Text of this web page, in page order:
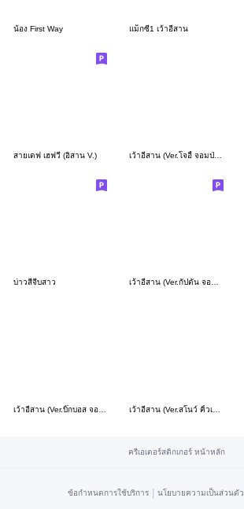
น้อง First Way แม็กซี่1 เว้าอีสาน
สายเดฟ เฮฟวี่ (อิสาน V.)
บ่าวสีจีบสาว เว้าอีสาน (Ver.กัปตัน จอมซ่าส์)
ครีเอเตอร์สติกเกอร์ หน้าหลัก
ข้อกำหนดการใช้บริการ | นโยบายความเป็นส่วนตัว